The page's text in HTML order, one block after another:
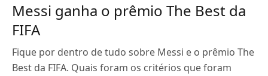
Messi ganha o prêmio The Best da
FIFA
Fique por dentro de tudo sobre Messi e o prêmio The
Best da FIFA. Quais foram os critérios que foram